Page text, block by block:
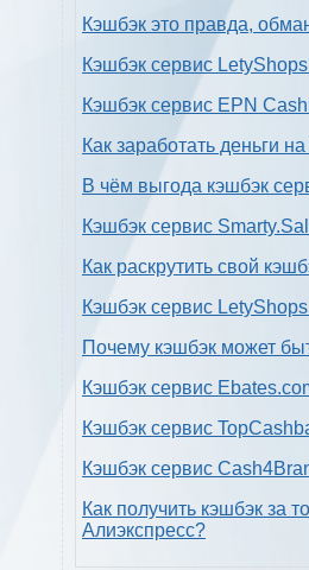
Кэшбэк это правда,
Кэшбэк сервис
Кэшбэк сервис EPN
Как заработать деньги
В чём выгода кэшбэк
Кэшбэк сервис
Как раскрутить свой
Кэшбэк сервис
Почему кэшбэк может
Кэшбэк сервис
Кэшбэк сервис
Кэшбэк сервис
Как получить кэшбэк за
Алиэкспресс?